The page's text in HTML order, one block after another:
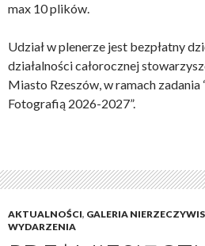
max 10 plików.
Udział w plenerze jest bezpłatny
działalności całorocznej
Miasto Rzeszów, w ramach zadania
Fotografią 2026-2027”.
AKTUALNOŚCI, GALERIA
WYDARZENIA